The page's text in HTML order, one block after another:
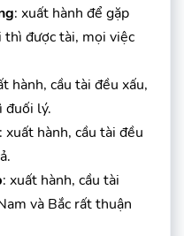
: xuất hành để gặp
được tài, mọi việc
hành, cầu tài đều xấu,
đuối lý.
: xuất hành, cầu tài đều
: xuất hành, cầu tài
và Bắc rất thuận